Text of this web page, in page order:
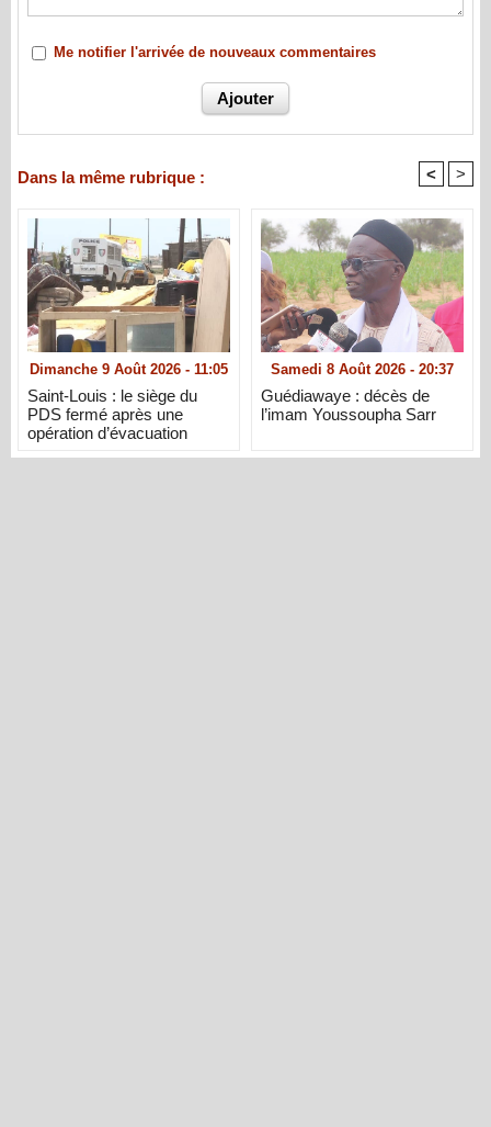
Me notifier l'arrivée de nouveaux commentaires
Dans la même rubrique : < >
Dimanche 9 Août 2026 - 11:05
Saint-Louis : le siège du
PDS fermé après une
opération d’évacuation
Samedi 8 Août 2026 - 20:37
Guédiawaye : décès de
l’imam Youssoupha Sarr